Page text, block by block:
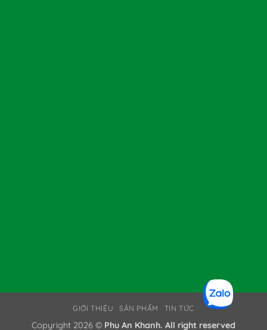
GIỚI THIỆU SẢN PHẨM TIN TỨC
Copyright 2026 © Phu An Khanh. All right reserved